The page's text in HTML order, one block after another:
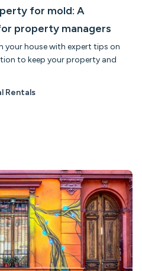
for mold: A
property managers
your house with expert tips on
to keep your property and
Rentals